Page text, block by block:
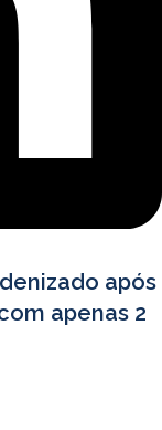
após
apenas 2